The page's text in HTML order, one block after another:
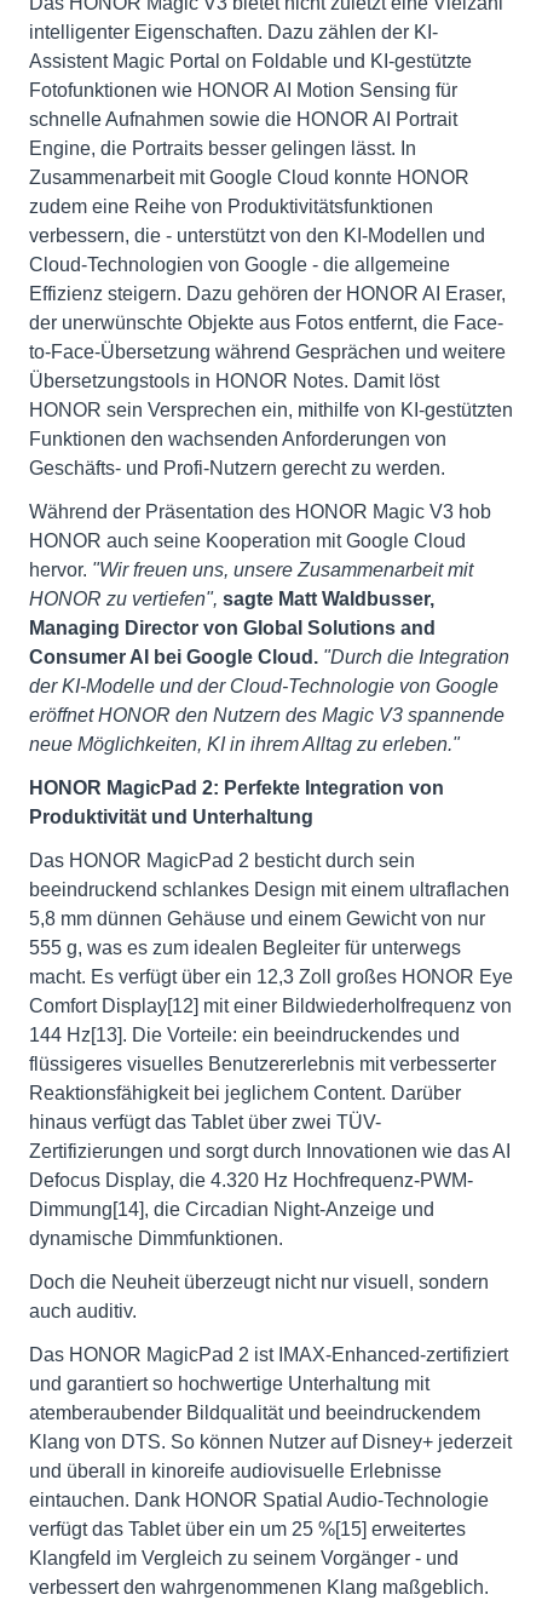
intelligenter Eigenschaften. Dazu zählen der KI-
Assistent Magic Portal on Foldable und KI-gestützte
Fotofunktionen wie HONOR AI Motion Sensing für
schnelle Aufnahmen sowie die HONOR AI Portrait
Engine, die Portraits besser gelingen lässt. In
Zusammenarbeit mit Google Cloud konnte HONOR
zudem eine Reihe von Produktivitätsfunktionen
verbessern, die - unterstützt von den KI-Modellen und
Cloud-Technologien von Google - die allgemeine
Effizienz steigern. Dazu gehören der HONOR AI Eraser,
der unerwünschte Objekte aus Fotos entfernt, die Face-
to-Face-Übersetzung während Gesprächen und weitere
Übersetzungstools in HONOR Notes. Damit löst
HONOR sein Versprechen ein, mithilfe von KI-gestützten
Funktionen den wachsenden Anforderungen von
Geschäfts- und Profi-Nutzern gerecht zu werden.
Während der Präsentation des HONOR Magic V3 hob
HONOR auch seine Kooperation mit Google Cloud
hervor. "Wir freuen uns, unsere Zusammenarbeit mit
HONOR zu vertiefen", sagte Matt Waldbusser,
Managing Director von Global Solutions and
Consumer AI bei Google Cloud. "Durch die Integration
der KI-Modelle und der Cloud-Technologie von Google
eröffnet HONOR den Nutzern des Magic V3 spannende
neue Möglichkeiten, KI in ihrem Alltag zu erleben."
HONOR MagicPad 2: Perfekte Integration von
Produktivität und Unterhaltung
Das HONOR MagicPad 2 besticht durch sein
beeindruckend schlankes Design mit einem ultraflachen
5,8 mm dünnen Gehäuse und einem Gewicht von nur
555 g, was es zum idealen Begleiter für unterwegs
macht. Es verfügt über ein 12,3 Zoll großes HONOR Eye
Comfort Display[12] mit einer Bildwiederholfrequenz von
144 Hz[13]. Die Vorteile: ein beeindruckendes und
flüssigeres visuelles Benutzererlebnis mit verbesserter
Reaktionsfähigkeit bei jeglichem Content. Darüber
hinaus verfügt das Tablet über zwei TÜV-
Zertifizierungen und sorgt durch Innovationen wie das AI
Defocus Display, die 4.320 Hz Hochfrequenz-PWM-
Dimmung[14], die Circadian Night-Anzeige und
dynamische Dimmfunktionen.
Doch die Neuheit überzeugt nicht nur visuell, sondern
auch auditiv.
Das HONOR MagicPad 2 ist IMAX-Enhanced-zertifiziert
und garantiert so hochwertige Unterhaltung mit
atemberaubender Bildqualität und beeindruckendem
Klang von DTS. So können Nutzer auf Disney+ jederzeit
und überall in kinoreife audiovisuelle Erlebnisse
eintauchen. Dank HONOR Spatial Audio-Technologie
verfügt das Tablet über ein um 25 %[15] erweitertes
Klangfeld im Vergleich zu seinem Vorgänger - und
verbessert den wahrgenommenen Klang maßgeblich.